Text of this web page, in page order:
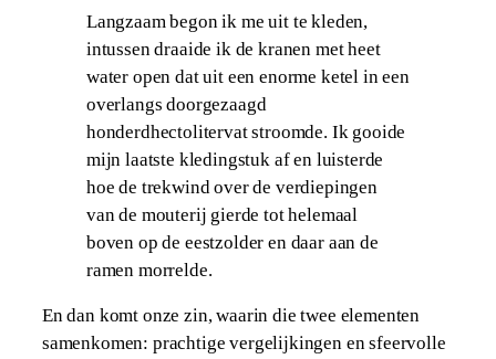
Langzaam begon ik me uit te kleden,
intussen draaide ik de kranen met heet
water open dat uit een enorme ketel in een
overlangs doorgezaagd
honderdhectolitervat stroomde. Ik gooide
mijn laatste kledingstuk af en luisterde
hoe de trekwind over de verdiepingen
van de mouterij gierde tot helemaal
boven op de eestzolder en daar aan de
ramen morrelde.
En dan komt onze zin, waarin die twee elementen
samenkomen: prachtige vergelijkingen en sfeervolle